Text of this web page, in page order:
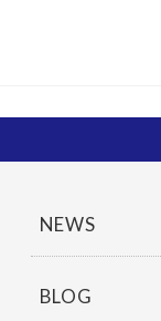
NEWS
BLOG